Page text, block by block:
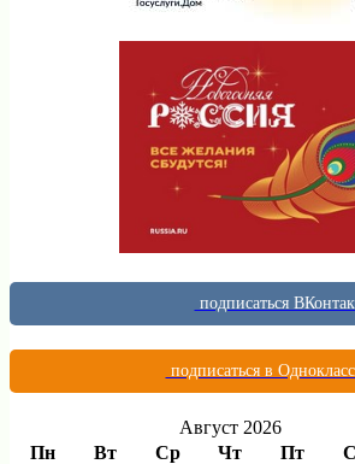
подписаться
подписаться в
Август 2026
Пн
Вт Ср Чт Пт